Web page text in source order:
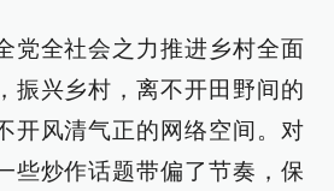
党全社会之力推进乡村全面
振兴乡村，离不开田野间的
开风清气正的网络空间。对
些炒作话题带偏了节奏，保